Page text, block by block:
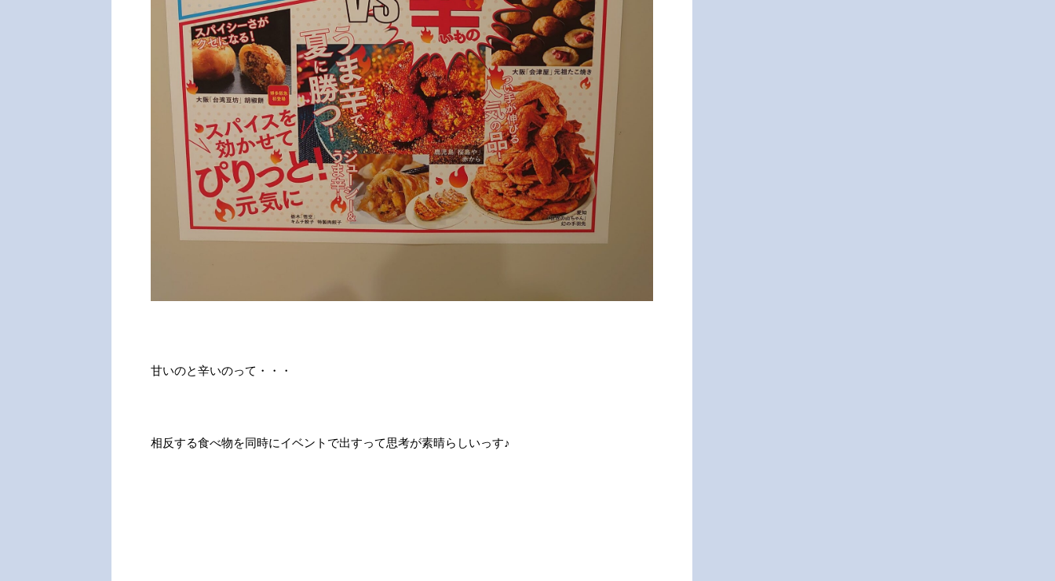
甘いのと辛いのって・・・
相反する食べ物を同時にイベントで出すって思考が素晴らしいっす♪